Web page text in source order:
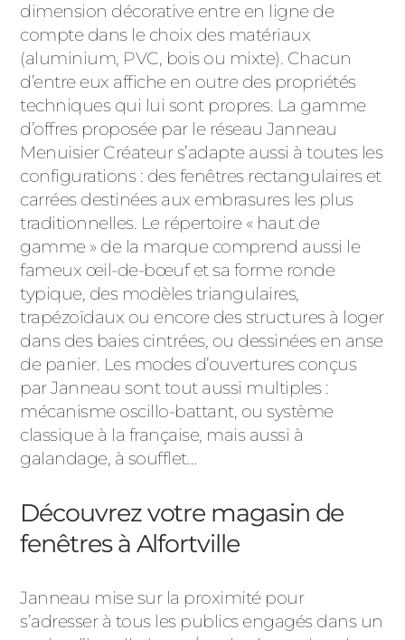
dimension décorative entre en ligne de
compte dans le choix des matériaux
(aluminium, PVC, bois ou mixte). Chacun
d’entre eux affiche en outre des propriétés
techniques qui lui sont propres. La gamme
d’offres proposée par le réseau Janneau
Menuisier Créateur s’adapte aussi à toutes les
configurations : des fenêtres rectangulaires et
carrées destinées aux embrasures les plus
traditionnelles. Le répertoire « haut de
gamme » de la marque comprend aussi le
fameux œil-de-bœuf et sa forme ronde
typique, des modèles triangulaires,
trapézoïdaux ou encore des structures à loger
dans des baies cintrées, ou dessinées en anse
de panier. Les modes d’ouvertures conçus
par Janneau sont tout aussi multiples :
mécanisme oscillo-battant, ou système
classique à la française, mais aussi à
galandage, à soufflet…
Découvrez votre magasin de
fenêtres à Alfortville
Janneau mise sur la proximité pour
s’adresser à tous les publics engagés dans un